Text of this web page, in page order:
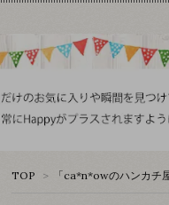
TOP > 「ca*n*owのハンカチ